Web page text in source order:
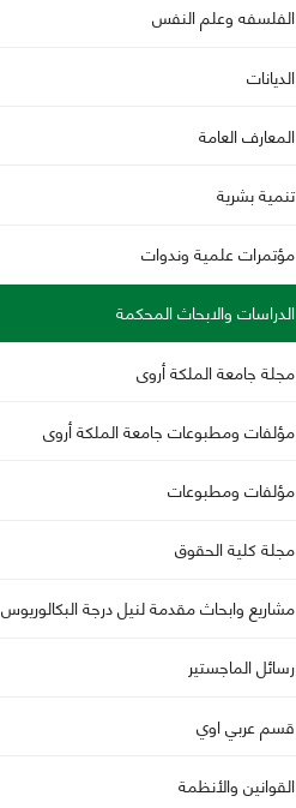
الفلسفه وعلم النفس
الديانات
المعارف العامة
تنمية بشرية
مؤتمرات علمية وندوات
الدراسات والابحاث المحكمة
مجلة جامعة الملكة أروى
مؤلفات ومطبوعات جامعة الملكة أروى
مؤلفات ومطبوعات
مجلة كلية الحقوق
مشاريع وابحاث مقدمة لنيل درجة البكالوريوس
رسائل الماجستير
قسم عربي اوي
القوانين والأنظمة